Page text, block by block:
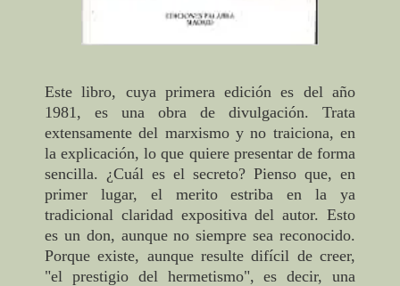
Este libro, cuya primera edición es del año
1981, es una obra de divulgación. Trata
extensamente del marxismo y no traiciona, en
la explicación, lo que quiere presentar de forma
sencilla. ¿Cuál es el secreto? Pienso que, en
primer lugar, el merito estriba en la ya
tradicional claridad expositiva del autor. Esto
es un don, aunque no siempre sea reconocido.
Porque existe, aunque resulte difícil de creer,
"el prestigio del hermetismo", es decir, una